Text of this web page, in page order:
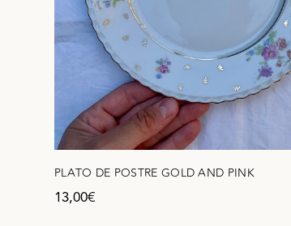
PLATO DE POSTRE GOLD AND PINK
13,00€